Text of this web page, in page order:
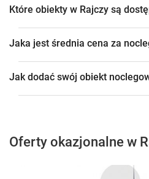
Które obiekty w Rajczy są
Jaka jest średnia cena za
Jak dodać swój obiekt
Oferty okazjonalne w